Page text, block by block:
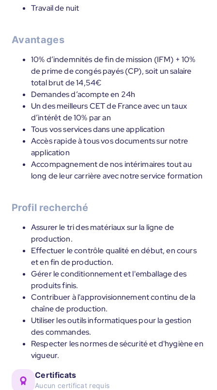
Travail de nuit
Avantages
10% d’indemnités de fin de mission (IFM) + 10%
de prime de congés payés (CP), soit un salaire
total brut de 14,54€
Demandes d’acompte en 24h
Un des meilleurs CET de France avec un taux
d’intérêt de 10% par an
Tous vos services dans une application
Accès rapide à tous vos documents sur notre
application
Accompagnement de nos intérimaires tout au
long de leur carrière avec notre service formation
Profil recherché
Assurer le tri des matériaux sur la ligne de
production.
Effectuer le contrôle qualité en début, en cours
et en fin de production.
Gérer le conditionnement et l'emballage des
produits finis.
Contribuer à l'approvisionnement continu de la
chaîne de production.
Utiliser les outils informatiques pour la gestion
des commandes.
Respecter les normes de sécurité et d'hygiène en
vigueur.
Certificats
Aucun certificat requis